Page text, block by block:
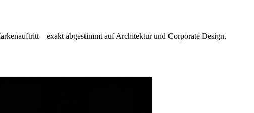
– exakt abgestimmt auf Architektur und Corporate Design.